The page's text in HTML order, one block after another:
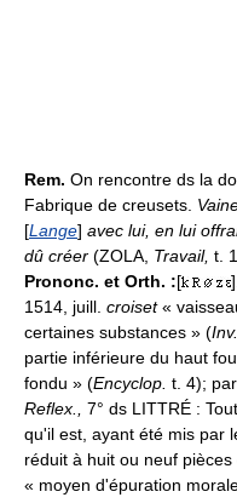
Rem. On rencontre ds la
Fabrique de creusets.
[Lange] avec lui, en lui
dû créer (ZOLA, Travail, t.
Prononc. et Orth. :[
1514, juill. croiset«
certaines substances » (Inv.,
partie inférieure du haut
fondu » (Encyclop. t. 4);
Reflex., 7° ds LITTRÉ :
qu'il est, ayant été mis par
réduit à huit ou neuf
« moyen d'épuration